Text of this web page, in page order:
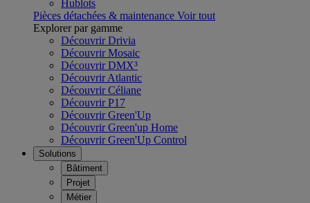
Hublots
Pièces détachées & maintenance Voir tout
Explorer par gamme
Découvrir Drivia
Découvrir Mosaic
Découvrir DMX³
Découvrir Atlantic
Découvrir Céliane
Découvrir P17
Découvrir Green'Up
Découvrir Green'up Home
Découvrir Green'Up Control
Solutions
Bâtiment
Projet
Métier